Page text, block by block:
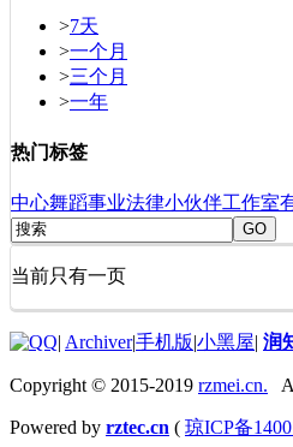
>7天
>一个月
>三个月
>一年
热门标签
中心舞蹈事业法律小伙伴工作室
GO
当前只有一页
| Archiver|手机版|小黑屋| 润
Copyright © 2015-2019 rzmei.cn.
Powered by rztec.cn ( 琼ICP备